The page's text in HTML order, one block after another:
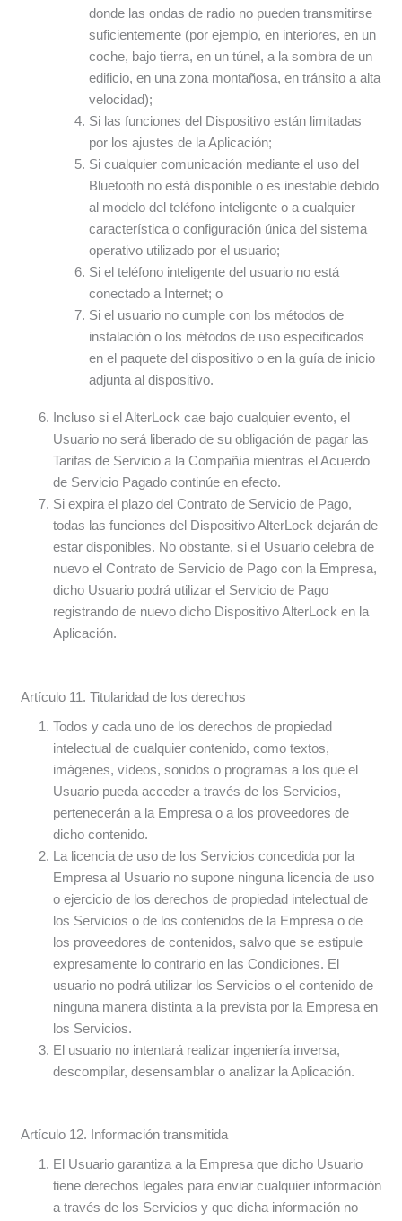
donde las ondas de radio no pueden transmitirse
suficientemente (por ejemplo, en interiores, en un
coche, bajo tierra, en un túnel, a la sombra de un
edificio, en una zona montañosa, en tránsito a alta
velocidad);
Si las funciones del Dispositivo están limitadas
por los ajustes de la Aplicación;
Si cualquier comunicación mediante el uso del
Bluetooth no está disponible o es inestable debido
al modelo del teléfono inteligente o a cualquier
característica o configuración única del sistema
operativo utilizado por el usuario;
Si el teléfono inteligente del usuario no está
conectado a Internet; o
Si el usuario no cumple con los métodos de
instalación o los métodos de uso especificados
en el paquete del dispositivo o en la guía de inicio
adjunta al dispositivo.
Incluso si el AlterLock cae bajo cualquier evento, el
Usuario no será liberado de su obligación de pagar las
Tarifas de Servicio a la Compañía mientras el Acuerdo
de Servicio Pagado continúe en efecto.
Si expira el plazo del Contrato de Servicio de Pago,
todas las funciones del Dispositivo AlterLock dejarán de
estar disponibles. No obstante, si el Usuario celebra de
nuevo el Contrato de Servicio de Pago con la Empresa,
dicho Usuario podrá utilizar el Servicio de Pago
registrando de nuevo dicho Dispositivo AlterLock en la
Aplicación.
Artículo 11. Titularidad de los derechos
Todos y cada uno de los derechos de propiedad
intelectual de cualquier contenido, como textos,
imágenes, vídeos, sonidos o programas a los que el
Usuario pueda acceder a través de los Servicios,
pertenecerán a la Empresa o a los proveedores de
dicho contenido.
La licencia de uso de los Servicios concedida por la
Empresa al Usuario no supone ninguna licencia de uso
o ejercicio de los derechos de propiedad intelectual de
los Servicios o de los contenidos de la Empresa o de
los proveedores de contenidos, salvo que se estipule
expresamente lo contrario en las Condiciones. El
usuario no podrá utilizar los Servicios o el contenido de
ninguna manera distinta a la prevista por la Empresa en
los Servicios.
El usuario no intentará realizar ingeniería inversa,
descompilar, desensamblar o analizar la Aplicación.
Artículo 12. Información transmitida
El Usuario garantiza a la Empresa que dicho Usuario
tiene derechos legales para enviar cualquier información
a través de los Servicios y que dicha información no